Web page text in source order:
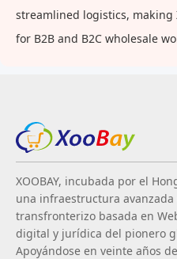
streamlined logistics, making
for B2B and B2C wholesale
XOOBAY, incubada por el
una infraestructura
transfronterizo basada en
digital y jurídica del pionero
Apoyándose en veinte años